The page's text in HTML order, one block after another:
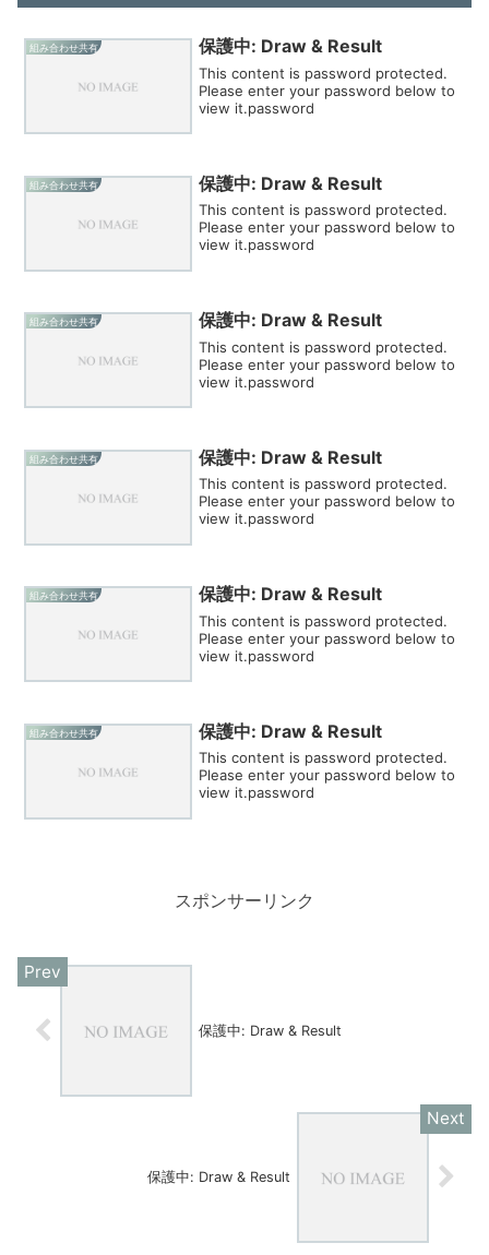
組み合わせ共有 保護中: Draw & Result
This content is password protected.
Please enter your password below to
view it.password
組み合わせ共有 保護中: Draw & Result
This content is password protected.
Please enter your password below to
view it.password
組み合わせ共有 保護中: Draw & Result
This content is password protected.
Please enter your password below to
view it.password
組み合わせ共有 保護中: Draw & Result
This content is password protected.
Please enter your password below to
view it.password
組み合わせ共有 保護中: Draw & Result
This content is password protected.
Please enter your password below to
view it.password
組み合わせ共有 保護中: Draw & Result
This content is password protected.
Please enter your password below to
view it.password
スポンサーリンク
保護中: Draw & Result
保護中: Draw & Result